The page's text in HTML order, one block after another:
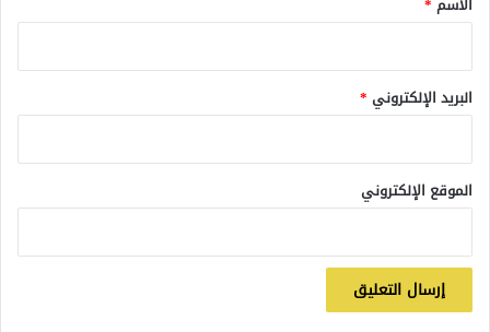
البريد الإلكتروني *
الموقع الإلكتروني